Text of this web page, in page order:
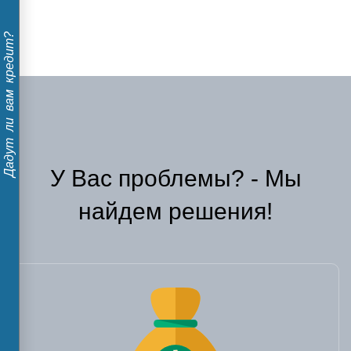
Дадут ли вам кредит?
У Вас проблемы? - Мы
найдем решения!